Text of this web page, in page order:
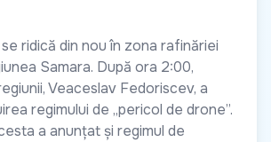
ridică din nou în zona rafinăriei
Samara. După ora 2:00,
Veaceslav Fedoriscev, a
regimului de „pericol de drone”.
a anunțat și regimul de